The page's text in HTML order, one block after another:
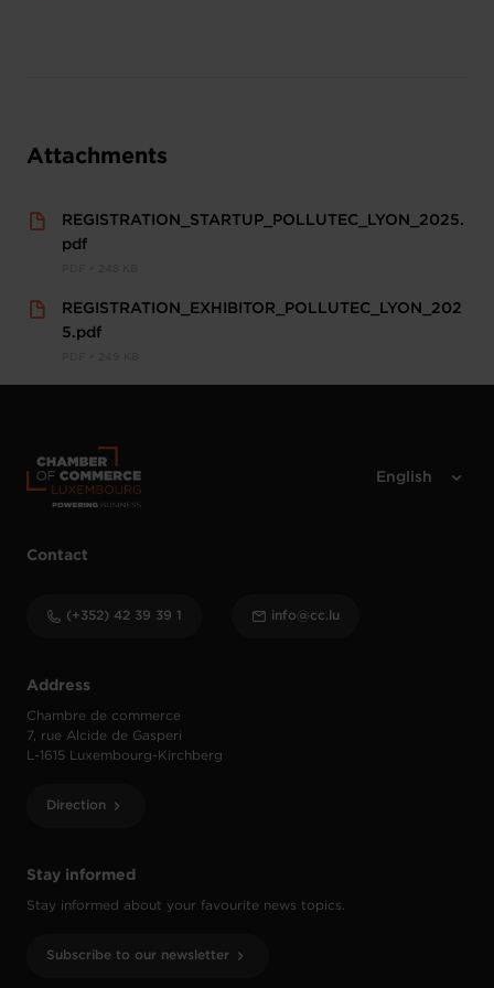
Attachments
REGISTRATION_STARTUP_POLLUTEC_LYON_2025.
pdf
REGISTRATION_EXHIBITOR_POLLUTEC_LYON_202
5.pdf
Stay informed
Stay informed about your favourite news topics.
Subscribe to our newsletter
Address
Chambre de commerce
7, rue Alcide de Gasperi
L-1615 Luxembourg-Kirchberg
Direction
Contact
(+352) 42 39 39 1 info@cc.lu